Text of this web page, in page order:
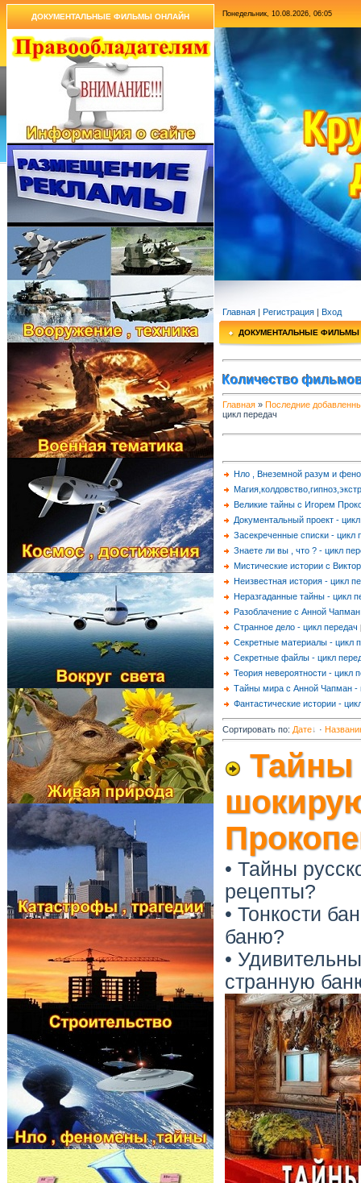
ДОКУМЕНТАЛЬНЫЕ ФИЛЬМЫ ОНЛАЙН Понедельник, 10.08.2026, 06:05
Главная | Регистрация | Вход
ДОКУМЕНТАЛЬНЫЕ ФИЛЬМЫ
Количество
Главная » Последние
цикл передач
Нло , Внеземной разум и
Великие тайны с Игорем
Документальный проект -
Засекреченные списки - цикл
Знаете ли вы , что ? - цикл
Мистические истории с
Неизвестная история - цикл
Неразгаданные тайны - цикл
Разоблачение с Анной
Странное дело - цикл передач
Секретные материалы - цикл
Секретные файлы - цикл
Теория невероятности - цикл
Тайны мира с Анной Чапман -
Фантастические истории -
Сортировать по: Дате ·
Тайны
• Тайны
рецепты?
• Тонкости
баню?
•
странную